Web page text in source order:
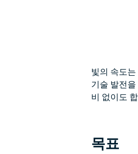
빛의 속도
기술 발전
비 없이도
목표